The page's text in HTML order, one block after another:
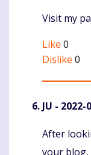
Visit my
Like 0
Dislike 0
JU - 2022-
After
your